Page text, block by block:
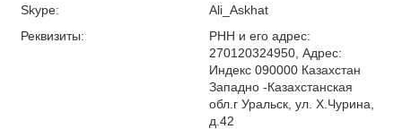
Skype:
Ali_Askhat
Реквизиты:
РНН и его адрес:
270120324950, Адрес:
Индекс 090000 Казахстан
Западно -Казахстанская
обл.г Уральск, ул. Х.Чурина,
д.42